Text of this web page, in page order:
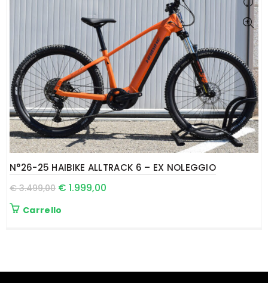
N°26-25 HAIBIKE ALLTRACK 6 – EX NOLEGGIO
€3.499,00 € 1.999,00
Carrello